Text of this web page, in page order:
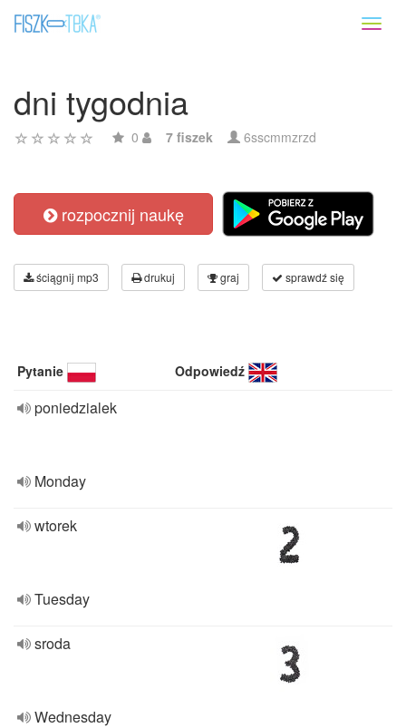
dni tygodnia
0 7 fiszek 6sscmmzrzd
rozpocznij naukę
ściągnij mp3 drukuj graj sprawdź się
Pytanie Odpowiedź
poniedzialek
Monday
wtorek
Tuesday
sroda
Wednesday